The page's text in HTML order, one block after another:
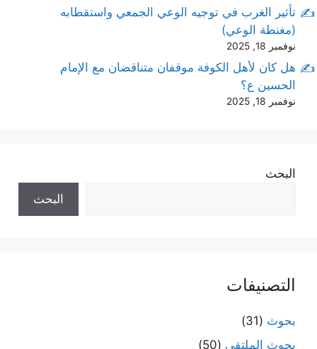
تأثير الغرب في توجيه الوعي الجمعي واستقطابه
(مغنطة الوعي)
نوفمبر 18, 2025
هل كان لأهل الكوفة موقفان متناقضان مع الإمام
الحسين ع؟
نوفمبر 18, 2025
البحث
البحث
التصنيفات
بحوث (31)
بحوث الملتقى (50)